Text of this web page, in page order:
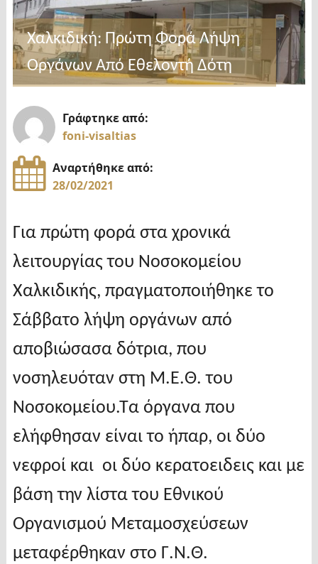
Χαλκιδική: Πρώτη Φορά Λήψη
Οργάνων Από Εθελοντή Δότη
Γράφτηκε από:
foni-visaltias
Αναρτήθηκε από:
28/02/2021
Για πρώτη φορά στα χρονικά
λειτουργίας του Νοσοκομείου
Χαλκιδικής, πραγματοποιήθηκε το
Σάββατο λήψη οργάνων από
αποβιώσασα δότρια, που
νοσηλευόταν στη Μ.Ε.Θ. του
Νοσοκομείου.Τα όργανα που
ελήφθησαν είναι το ήπαρ, οι δύο
νεφροί και οι δύο κερατοειδεις και με
βάση την λίστα του Εθνικού
Οργανισμού Μεταμοσχεύσεων
μεταφέρθηκαν στο Γ.Ν.Θ.